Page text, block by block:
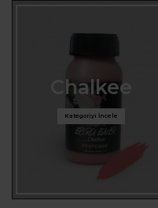
Chalkee
Kategoriyi İncele